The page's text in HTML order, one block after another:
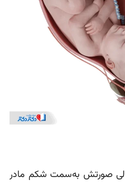
ولی صورتش به‌سمت شکم مادر